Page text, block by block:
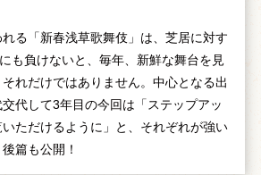
る「新春浅草歌舞伎」は、芝居に対す
も負けないと、毎年、新鮮な舞台を見
れだけではありません。中心となる出
代して3年目の今回は「ステップアッ
ただけるように」と、それぞれが強い
篇も公開！